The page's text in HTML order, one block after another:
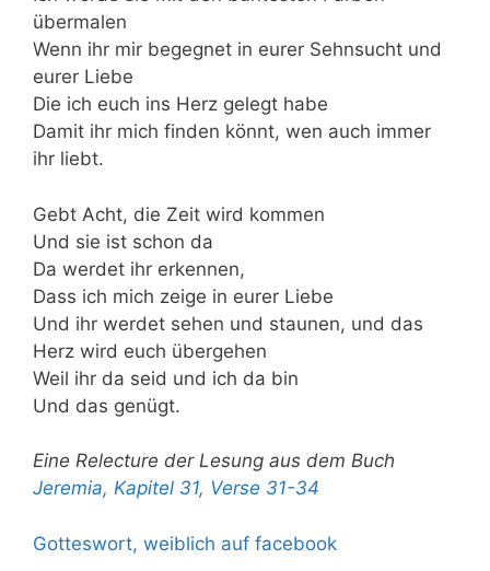
übermalen
Wenn ihr mir begegnet in eurer Sehnsucht und
eurer Liebe
Die ich euch ins Herz gelegt habe
Damit ihr mich finden könnt, wen auch immer
ihr liebt.
Gebt Acht, die Zeit wird kommen
Und sie ist schon da
Da werdet ihr erkennen,
Dass ich mich zeige in eurer Liebe
Und ihr werdet sehen und staunen, und das
Herz wird euch übergehen
Weil ihr da seid und ich da bin
Und das genügt.
Eine Relecture der Lesung aus dem Buch
Jeremia, Kapitel 31, Verse 31-34
Gotteswort, weiblich auf facebook